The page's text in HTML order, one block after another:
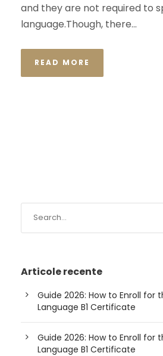
and they are not required to
language.Though, there...
READ MORE
Articole recente
Guide 2026: How to Enroll for
Language B1 Certificate
Guide 2026: How to Enroll for
Language B1 Certificate